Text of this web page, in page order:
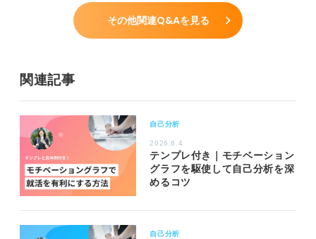
その他関連Q&Aを見る
関連記事
自己分析
2026.6.4
テンプレ付き｜モチベーション
グラフを駆使して自己分析を深
めるコツ
自己分析